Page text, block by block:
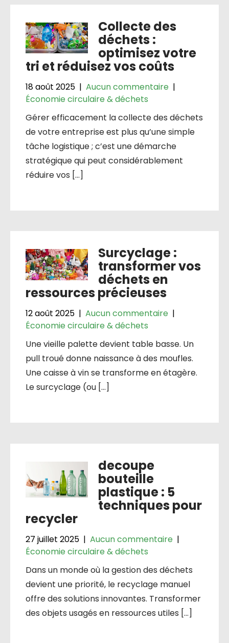
Collecte des
déchets :
optimisez votre
tri et réduisez vos coûts
18 août 2025 | Aucun commentaire |
Économie circulaire & déchets
Gérer efficacement la collecte des déchets
de votre entreprise est plus qu’une simple
tâche logistique ; c’est une démarche
stratégique qui peut considérablement
réduire vos […]
Surcyclage :
transformer vos
déchets en
ressources précieuses
12 août 2025 | Aucun commentaire |
Économie circulaire & déchets
Une vieille palette devient table basse. Un
pull troué donne naissance à des moufles.
Une caisse à vin se transforme en étagère.
Le surcyclage (ou […]
decoupe
bouteille
plastique : 5
techniques pour
recycler
27 juillet 2025 | Aucun commentaire |
Économie circulaire & déchets
Dans un monde où la gestion des déchets
devient une priorité, le recyclage manuel
offre des solutions innovantes. Transformer
des objets usagés en ressources utiles […]